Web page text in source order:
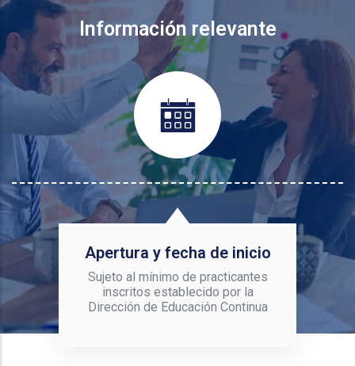
Información relevante
Apertura y fecha de inicio
Sujeto al mínimo de practicantes
inscritos establecido por la
Dirección de Educación Continua